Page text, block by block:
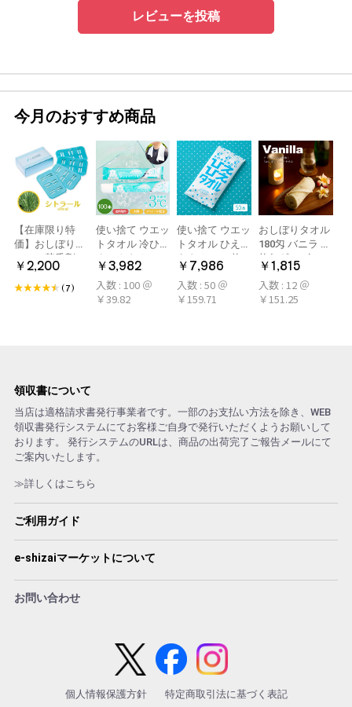
レビューを投稿
今月のおすすめ商品
【在庫限り特
価】おしぼり用
アロマ芳香剤
LARME(ラルム)
シトラール 旧デ
￥2,200
(7)
使い捨て ウエッ
トタオル 冷ひや
ネックタオル
50本×2パック
100本 冷感タオ
ル 首 個包装 日
￥3,982
入数 : 100 ＠
￥39.82
使い捨て ウエッ
トタオル ひえひ
えタオル 50枚
冷感タオル ミン
ト アロマおしぼ
り
￥7,986
入数 : 50 ＠
￥159.71
おしぼりタオル
180匁 バニラ 12
枚(1ダース)
￥1,815
入数 : 12 ＠
￥151.25
領収書について
当店は適格請求書発行事業者です。一部のお支払い方法を除き、WEB
領収書発行システムにてお客様ご自身で発行いただくようお願いして
おります。 発行システムのURLは、商品の出荷完了ご報告メールにて
ご案内いたします。
≫詳しくはこちら
ご利用ガイド
e-shizaiマーケットについて
お問い合わせ
個人情報保護方針 特定商取引法に基づく表記